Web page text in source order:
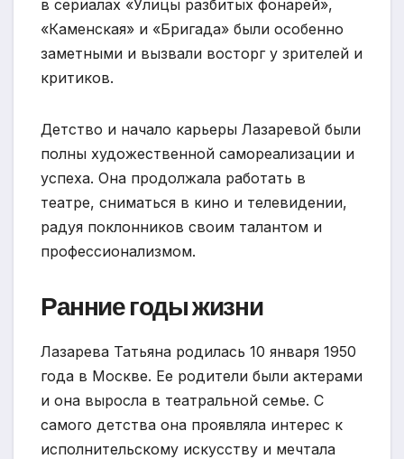
в сериалах «Улицы разбитых фонарей»,
«Каменская» и «Бригада» были особенно
заметными и вызвали восторг у зрителей и
критиков.
Детство и начало карьеры Лазаревой были
полны художественной самореализации и
успеха. Она продолжала работать в
театре, сниматься в кино и телевидении,
радуя поклонников своим талантом и
профессионализмом.
Ранние годы жизни
Лазарева Татьяна родилась 10 января 1950
года в Москве. Ее родители были актерами
и она выросла в театральной семье. С
самого детства она проявляла интерес к
исполнительскому искусству и мечтала